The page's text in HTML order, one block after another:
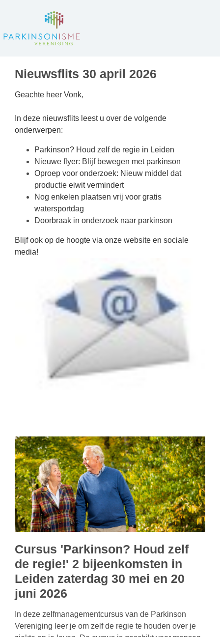
Nieuwsflits 30 april 2026
Geachte heer Vonk,
In deze nieuwsflits leest u over de volgende
onderwerpen:
Parkinson? Houd zelf de regie in Leiden
Nieuwe flyer: Blijf bewegen met parkinson
Oproep voor onderzoek: Nieuw middel dat
productie eiwit vermindert
Nog enkelen plaatsen vrij voor gratis
watersportdag
Doorbraak in onderzoek naar parkinson
Blijf ook op de hoogte via onze website en sociale
media!
Cursus 'Parkinson? Houd zelf
de regie!' 2 bijeenkomsten in
Leiden zaterdag 30 mei en 20
juni 2026
In deze zelfmanagementcursus van de Parkinson
Vereniging leer je om zelf de regie te houden over je